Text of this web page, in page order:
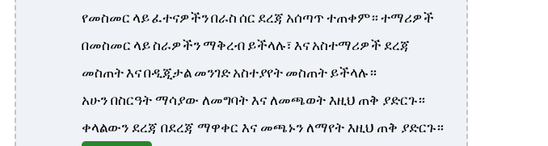
የመስመር ላይ ፈተናዎችን በራስ ሰር ደረጃ አሰጣጥ ተጠቀም። ተማሪዎች
በመስመር ላይ ስራዎችን ማቅረብ ይችላሉ፣ እና አስተማሪዎች ደረጃ
መስጠት እና በዲጂታል መንገድ አስተያየት መስጠት ይችላሉ።
አሁን በስርዓት ማሳያው ለመግባት እና ለመጫወት እዚህ ጠቅ ያድርጉ።
ቀላልውን ደረጃ በደረጃ ማዋቀር እና መጫኑን ለማየት እዚህ ጠቅ ያድርጉ።